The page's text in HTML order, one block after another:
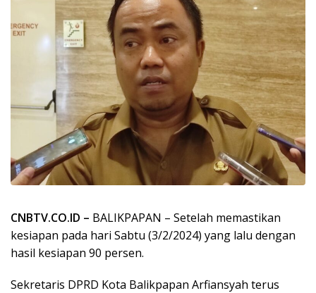
CNBTV.CO.ID – BALIKPAPAN – Setelah memastikan
kesiapan pada hari Sabtu (3/2/2024) yang lalu dengan
hasil kesiapan 90 persen.
Sekretaris DPRD Kota Balikpapan Arfiansyah terus